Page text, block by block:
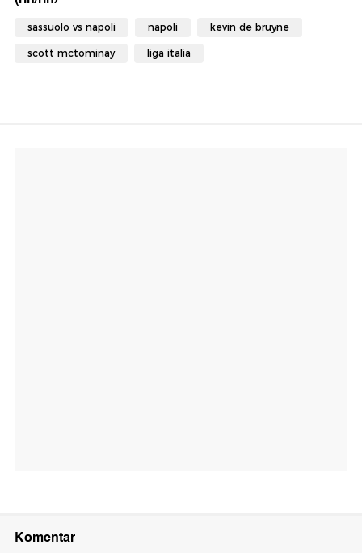
sassuolo vs napoli napoli kevin de bruyne
scott mctominay liga italia
Komentar